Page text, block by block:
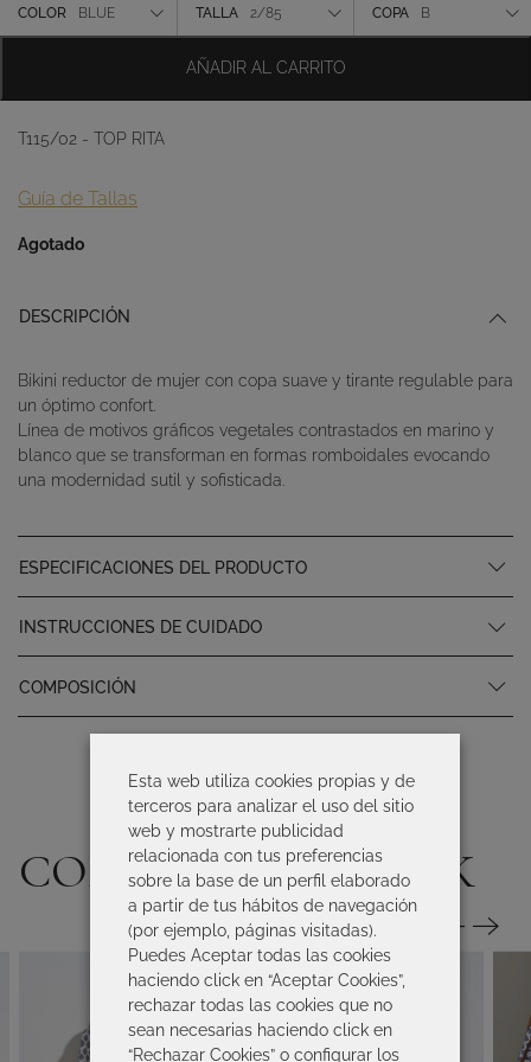
original
actual
Color
COLOR BLUE TALLA 2/85 COPA B
T115/02 - TOP RITA
Guía de Tallas
Agotado
AÑADIR AL CARRITO
DESCRIPCIÓN
Bikini reductor de mujer con copa suave y tirante regulable para
un óptimo confort.
Línea de motivos gráficos vegetales contrastados en marino y
blanco que se transforman en formas romboidales evocando
una modernidad sutil y sofisticada.
ESPECIFICACIONES DEL PRODUCTO
INSTRUCCIONES DE CUIDADO
COMPOSICIÓN
COMPLETA TU LOOK
Esta web utiliza cookies propias y de
terceros para analizar el uso del sitio
web y mostrarte publicidad
relacionada con tus preferencias
sobre la base de un perfil elaborado
a partir de tus hábitos de navegación
(por ejemplo, páginas visitadas).
Puedes Aceptar todas las cookies
haciendo click en “Aceptar Cookies”,
rechazar todas las cookies que no
sean necesarias haciendo click en
“Rechazar Cookies” o configurar los